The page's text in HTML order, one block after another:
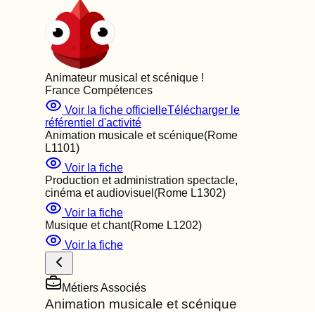
Animateur musical et scénique !
France Compétences
Voir la fiche officielleTélécharger le
référentiel d'activité
Animation musicale et scénique(Rome
L1101)
Voir la fiche
Production et administration spectacle,
cinéma et audiovisuel (Rome L1302)
Voir la fiche
Musique et chant(Rome L1202)
Voir la fiche
Métiers Associés
Animation musicale et scénique